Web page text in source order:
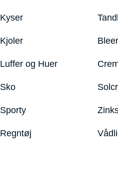
Kyser
Kjoler
Luffer og Huer
Sko
Sporty
Regntøj